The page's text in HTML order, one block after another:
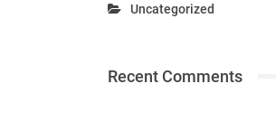
Uncategorized
Recent Comments